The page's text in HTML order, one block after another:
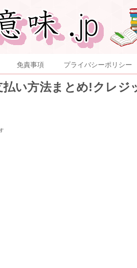
免責事項 プライバシーポリシー
い方法まとめ!クレジ